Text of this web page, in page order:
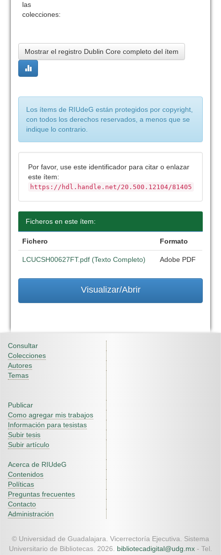
las
colecciones:
Mostrar el registro Dublin Core completo del ítem
Los ítems de RIUdeG están protegidos por copyright,
con todos los derechos reservados, a menos que se
indique lo contrario.
Por favor, use este identificador para citar o enlazar
este ítem:
https://hdl.handle.net/20.500.12104/81405
Ficheros en este ítem:
Fichero Formato
LCUCSH00627FT.pdf (Texto Completo) Adobe PDF
Visualizar/Abrir
Consultar
Colecciones
Autores
Temas
Publicar
Como agregar mis trabajos
Información para tesistas
Subir tesis
Subir artículo
Acerca de RIUdeG
Contenidos
Políticas
Preguntas frecuentes
Contacto
Administración
© Universidad de Guadalajara. Vicerrectoría Ejecutiva. Sistema
Universitario de Bibliotecas. 2026. bibliotecadigital@udg.mx - Tel.